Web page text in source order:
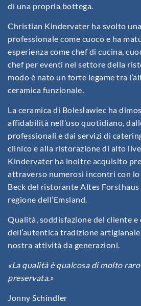
di una propria bottega.
Christian Kindervater ha svolto
professionale come cuoco e ha
esperienza come chef di cucina,
chef per eventi nel settore della
modo è nato un forte legame tra
ceramica funzionale.
La ceramica di Bolesławiec ha
affidabilità nell’uso quotidiano,
professionali e dai servizi di
clinico e alla ristorazione di alto
Kindervater ha inoltre acquisito
attraverso numerosi incontri con
Beck del ristorante Altes Forsthaus
regione dell’Emsland.
Qualità, soddisfazione del cliente e
dell’autentica tradizione
nostra attività da generazioni.
«La qualità è qualcosa di molto
preservata.»
Jonny Schindler